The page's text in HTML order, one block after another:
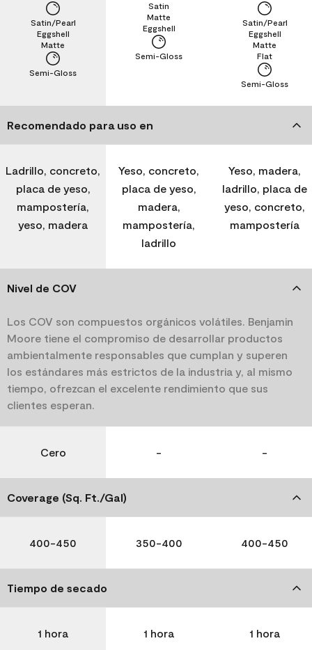
Semi-Gloss
Matte
Eggshell
Satin/Pearl
Semi-Gloss
Eggshell
Matte
Satin
Semi-Gloss
Flat
Matte
Eggshell
Satin/Pearl
Recomendado para uso en
Ladrillo, concreto,
placa de yeso,
mampostería,
yeso, madera
Yeso, concreto,
placa de yeso,
madera,
mampostería,
ladrillo
Yeso, madera,
ladrillo, placa de
yeso, concreto,
mampostería
Nivel de COV
Los COV son compuestos orgánicos volátiles. Benjamin
Moore tiene el compromiso de desarrollar productos
ambientalmente responsables que cumplan y superen
los estándares más estrictos de la industria y, al mismo
tiempo, ofrezcan el excelente rendimiento que sus
clientes esperan.
Cero - -
Coverage (Sq. Ft./Gal)
400-450 350-400 400-450
Tiempo de secado
1 hora 1 hora 1 hora